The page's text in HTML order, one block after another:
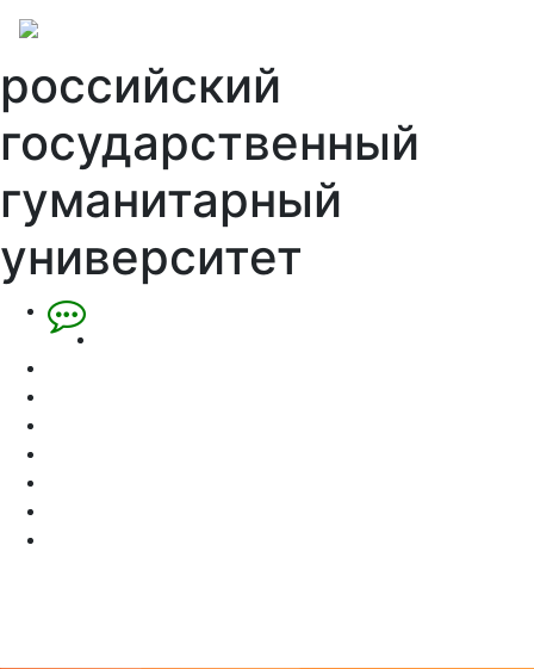
российский
государственный
гуманитарный
университет